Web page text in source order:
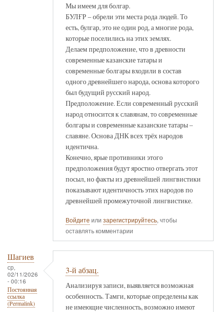
Мы имеем для болгар.
БУЛҒР – обрели эти места рода людей. То
есть, булгар, это не один род, а многие рода,
которые поселились на этих землях.
Делаем предположение, что в древности
современные казанские татары и
современные болгары входили в состав
одного древнейшего народа, основа которого
был будущий русский народ.
Предположение. Если современный русский
народ относится к славянам, то современные
болгары и современные казанские татары –
славяне. Основа ДНК всех трёх народов
идентична.
Конечно, ярые противники этого
предположения будут яростно отвергать этот
посыл, но факты из древнейшей лингвистики
показывают идентичность этих народов по
древнейшей промежуточной лингвистике.
Войдите или зарегистрируйтесь, чтобы
оставлять комментарии
Шагиев
ср,
02/11/2026
- 00:16
Постоянная
ссылка
(Permalink)
3-й абзац.
Анализируя записи, выявляется возможная
особенность. Тамги, которые определены как
не имеющие численность, возможно имеют